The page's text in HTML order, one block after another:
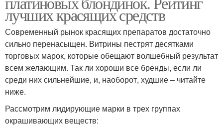
лучших красящих средств
Современный рынок красящих препаратов достаточно
сильно перенасыщен. Витрины пестрят десятками
торговых марок, которые обещают волшебный результат
всем желающим. Так ли хороши все бренды, если ли
среди них сильнейшие, и, наоборот, худшие – читайте
ниже.
Рассмотрим лидирующие марки в трех группах
окрашивающих веществ: